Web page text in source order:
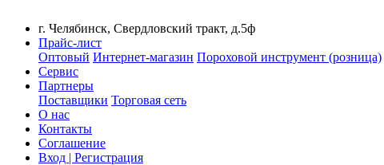
г. Челябинск, Свердловский тракт, д.5ф
Прайс-лист
Оптовый Интернет-магазин Пороховой инструмент (розница)
Сервис
Партнеры
Поставщики Торговая сеть
О нас
Контакты
Соглашение
Вход | Регистрация